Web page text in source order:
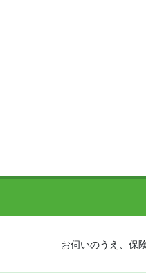
お伺いのうえ、保